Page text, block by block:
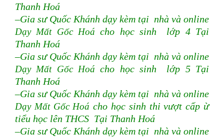
Thanh Hoá
–Gia sư Quốc Khánh dạy kèm tại nhà và online
Dạy Mất Gốc Hoácho học sinh lớp 4 Tại
Thanh Hoá
–Gia sư Quốc Khánh dạy kèm tại nhà và online
Dạy Mất Gốc Hoácho học sinh lớp 5 Tại
Thanh Hoá
–Gia sư Quốc Khánh dạy kèm tại nhà và online
Dạy Mất Gốc Hoácho học sinh thi vượt cấp ừ
tiểu học lên THCS Tại Thanh Hoá
–Gia sư Quốc Khánh dạy kèm tại nhà và online